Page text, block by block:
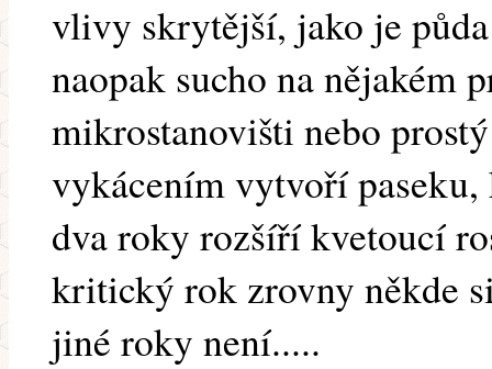
vlivy skrytější, jako je
naopak sucho na nějakém
mikrostanovišti nebo
vykácením vytvoří
dva roky rozšíří kvetoucí
kritický rok zrovny někde
jiné roky není.....